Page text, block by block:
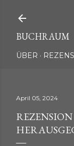
BUCHRAUM
ÜBER
April 05, 2024